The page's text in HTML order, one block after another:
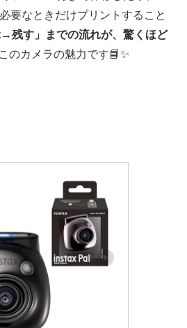
要なときだけプリントすること
残す」までの流れが、驚くほど
のカメラの魅力です📘✨